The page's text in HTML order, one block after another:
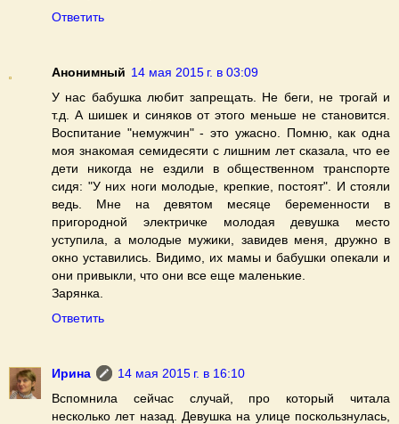
Ответить
Анонимный 14 мая 2015 г. в 03:09
У нас бабушка любит запрещать. Не беги, не трогай и
т.д. А шишек и синяков от этого меньше не становится.
Воспитание "немужчин" - это ужасно. Помню, как одна
моя знакомая семидесяти с лишним лет сказала, что ее
дети никогда не ездили в общественном транспорте
сидя: "У них ноги молодые, крепкие, постоят". И стояли
ведь. Мне на девятом месяце беременности в
пригородной электричке молодая девушка место
уступила, а молодые мужики, завидев меня, дружно в
окно уставились. Видимо, их мамы и бабушки опекали и
они привыкли, что они все еще маленькие.
Зарянка.
Ответить
Ирина
14 мая 2015 г. в 16:10
Вспомнила сейчас случай, про который читала
несколько лет назад. Девушка на улице поскользнулась,